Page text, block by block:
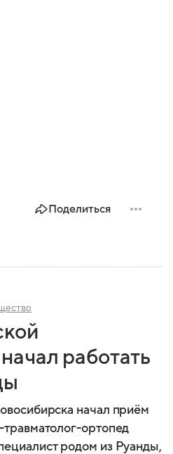
Поделиться
работать
начал приём
ортопед
родом из Руанды,